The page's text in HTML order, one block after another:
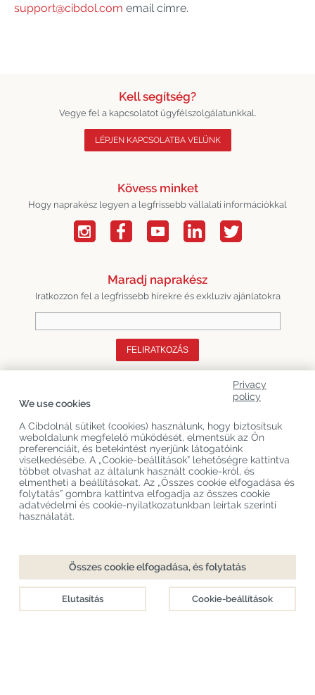
support@cibdol.com email címre.
Kell segítség?
Vegye fel a kapcsolatot ügyfélszolgálatunkkal.
LÉPJEN KAPCSOLATBA VELÜNK
Kövess minket
Hogy naprakész legyen a legfrissebb vállalati információkkal
Maradj naprakész
Iratkozzon fel a legfrissebb hírekre és exkluzív ajánlatokra
FELIRATKOZÁS
Termékkategóriák
Vevőszolgálat
Legújabb CBD Blogok
Privacy
policy
We use cookies
A Cibdolnál sütiket (cookies) használunk, hogy biztosítsuk
weboldalunk megfelelő működését, elmentsük az Ön
preferenciáit, és betekintést nyerjünk látogatóink
viselkedésébe. A „Cookie-beállítások” lehetőségre kattintva
többet olvashat az általunk használt cookie-król, és
elmentheti a beállításokat. Az „Összes cookie elfogadása és
folytatás” gombra kattintva elfogadja az összes cookie
adatvédelmi és cookie-nyilatkozatunkban leírtak szerinti
használatát.
Összes cookie elfogadása, és folytatás
Elutasítás Cookie-beállítások
Cibdol